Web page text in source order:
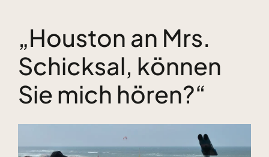
Kundenstimmen
Bücher
Free Inspiration
„Houston an Mrs.
Schicksal, können
Sie mich hören?“
grösseres